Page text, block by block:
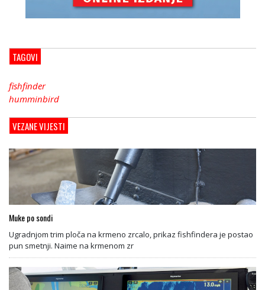
TAGOVI
fishfinder
humminbird
VEZANE VIJESTI
Muke po sondi
Ugradnjom trim ploča na krmeno zrcalo, prikaz fishfindera je postao
pun smetnji. Naime na krmenom zr